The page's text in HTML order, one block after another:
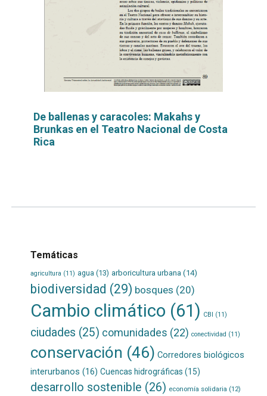
De ballenas y caracoles: Makahs y
Brunkas en el Teatro Nacional de Costa
Rica
Temáticas
agricultura (11) agua (13) arboricultura urbana(14)
biodiversidad (29) bosques (20)
Cambio climático (61) CBI (11)
ciudades (25) comunidades (22) conectividad (11)
conservación (46) Corredores biológicos
interurbanos (16) Cuencas hidrográficas (15)
desarrollo sostenible (26) economía solidaria (12)